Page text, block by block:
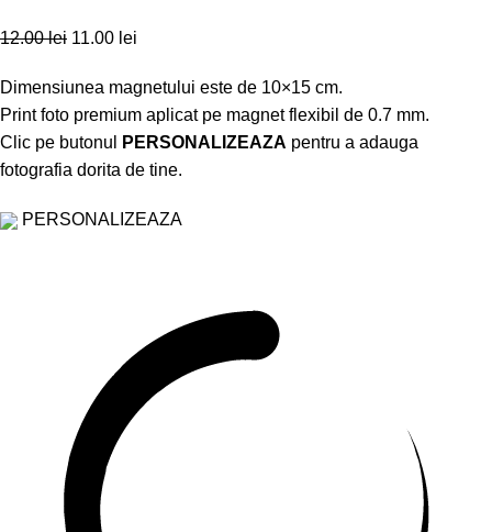
12.00lei 11.00 lei
Dimensiunea magnetului este de 10×15 cm.
Print foto premium aplicat pe magnet flexibil de 0.7 mm.
Clic pe butonul
PERSONALIZEAZA pentru a adauga
fotografia dorita de tine.
PERSONALIZEAZA